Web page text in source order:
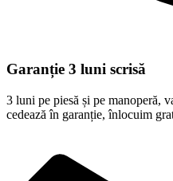
Garanție 3 luni scrisă
3 luni pe piesă și pe manoperă,
cedează în garanție, înlocuim